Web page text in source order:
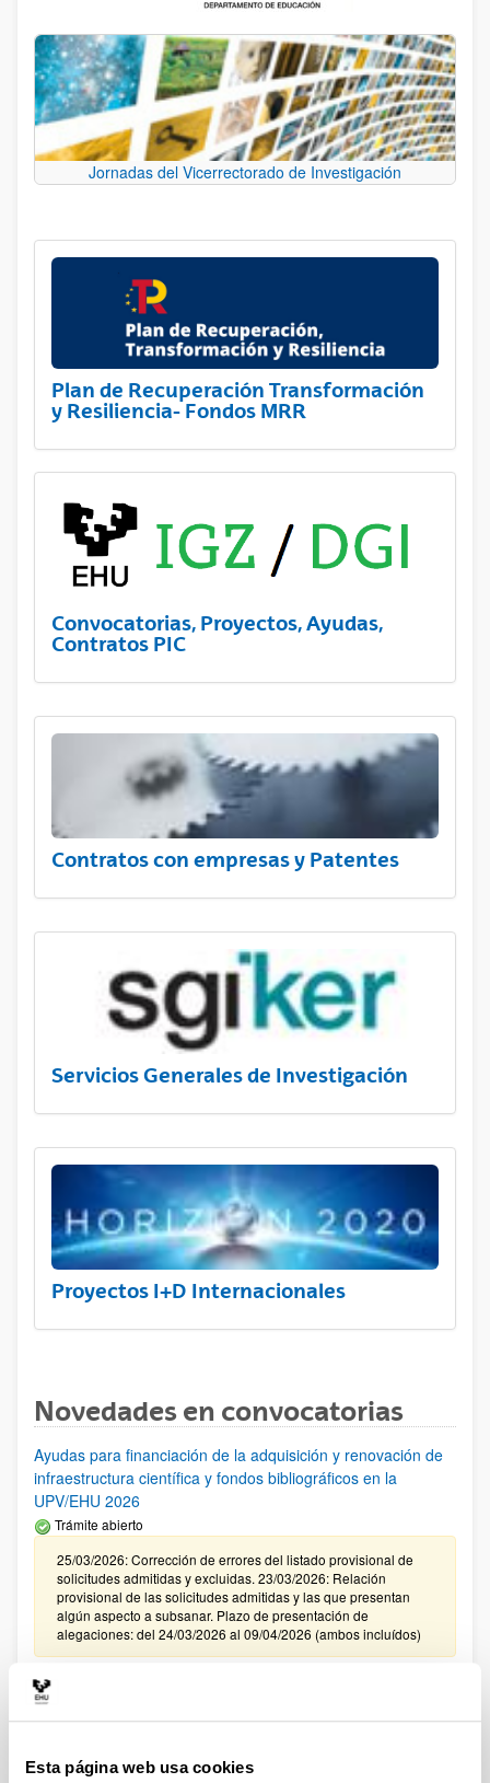
Esta página web usa cookies
Jornadas del Vicerrectorado de Investigación
Plan de Recuperación Transformación
y Resiliencia- Fondos MRR
Convocatorias, Proyectos, Ayudas,
Contratos PIC
Contratos con empresas y Patentes
Servicios Generales de Investigación
Proyectos I+D Internacionales
Novedades en convocatorias
Ayudas para financiación de la adquisición y renovación de
infraestructura científica y fondos bibliográficos en la
UPV/EHU 2026
Trámite abierto
25/03/2026: Corrección de errores del listado provisional de
solicitudes admitidas y excluidas. 23/03/2026: Relación
provisional de las solicitudes admitidas y las que presentan
algún aspecto a subsanar. Plazo de presentación de
alegaciones: del 24/03/2026 al 09/04/2026 (ambos incluídos)
Convocatoria de ayudas para el fomento de la cultura
científica, tecnológica y de la innovación (FECYT) 2026
Plazo interno para envío documentación: propuestas